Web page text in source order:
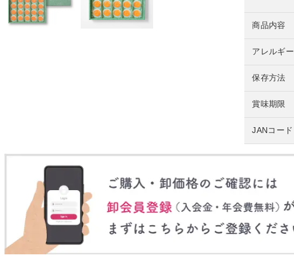
商品内容
アレルギー
保存方法
賞味期限
JANコード